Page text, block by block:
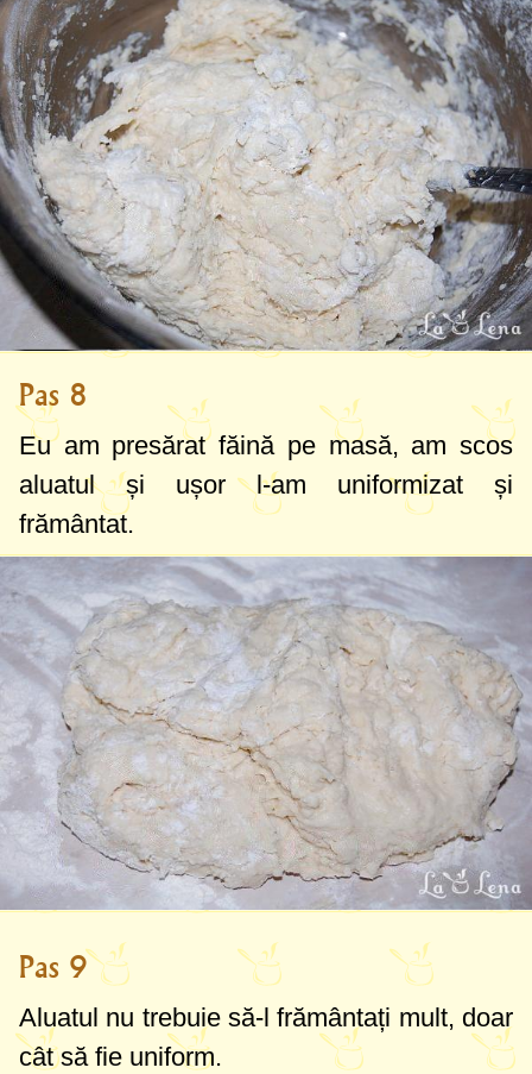
Pas 8
Eu am presărat făină pe masă, am scos
aluatul și ușor l-am uniformizat și
frământat.
Pas 9
Aluatul nu trebuie să-l frământați mult, doar
cât să fie uniform.